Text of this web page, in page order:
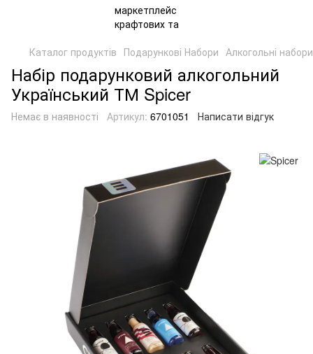
Каталог продуктів Подарункові Набори Алкогольні набори
Набір подарунковий алкогольний
Український ТМ Spicer
Немає в наявності Артикул: 6701051 Написати відгук